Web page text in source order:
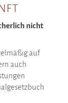
nicht
auf
auch